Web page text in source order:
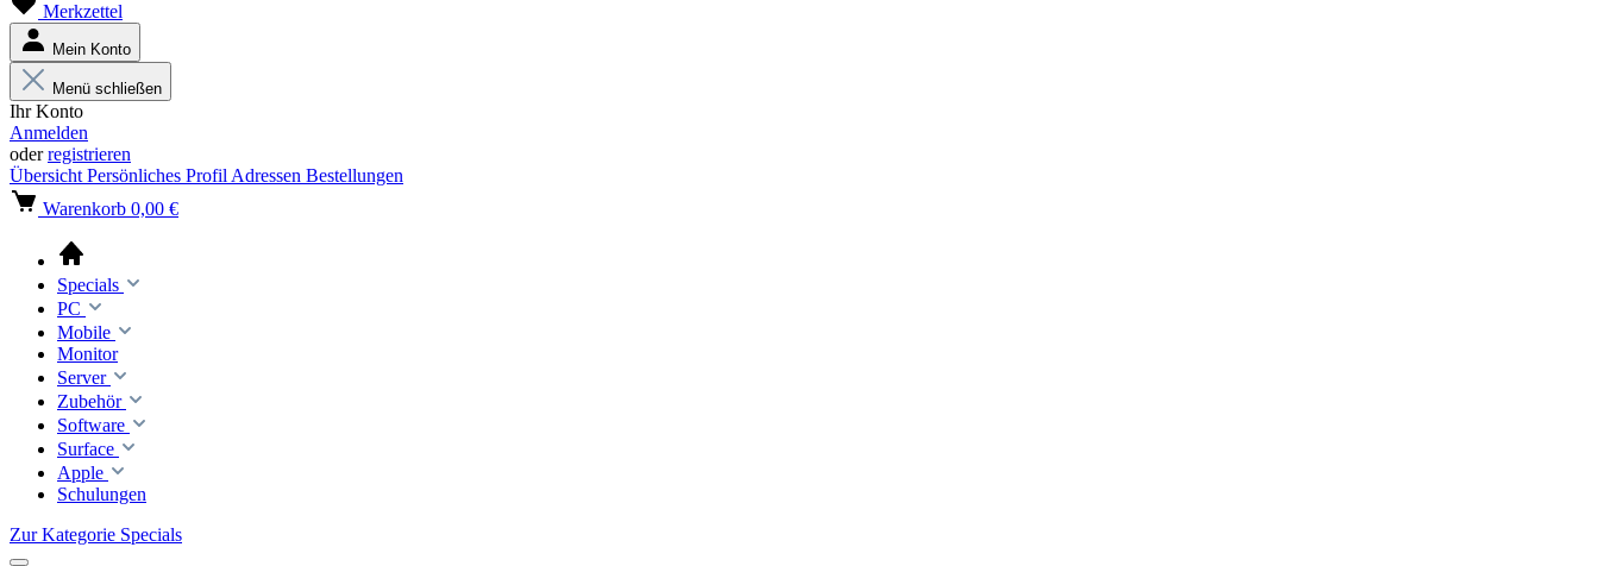
Merkzettel
Mein Konto
Menü schließen
Ihr Konto
Anmelden
oderregistrieren
Übersicht Persönliches Profil Adressen Bestellungen
Warenkorb 0,00 €
Specials
PC
Mobile
Monitor
Server
Zubehör
Software
Surface
Apple
Schulungen
Zur Kategorie Specials